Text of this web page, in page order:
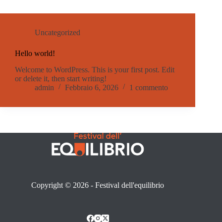
Uncategorized
Hello world!
Welcome to WordPress. This is your first post. Edit
or delete it, then start writing!
admin
Febbraio 6, 2026 1 commento
Copyright © 2026 - Festival dell'equilibrio